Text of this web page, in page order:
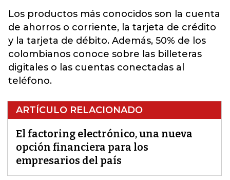
Los productos más conocidos son la cuenta
de ahorros o corriente, la tarjeta de crédito
y la tarjeta de débito. Además, 50% de los
colombianos conoce sobre las billeteras
digitales o las cuentas conectadas al
teléfono.
ARTÍCULO RELACIONADO
El factoring electrónico, una nueva
opción financiera para los
empresarios del país